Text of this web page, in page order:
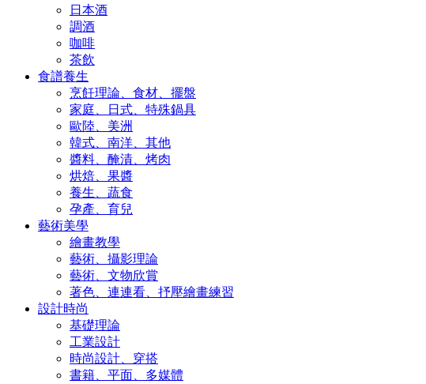
日本酒
調酒
咖啡
茶飲
食譜養生
烹飪理論、食材、擺盤
家庭、日式、特殊鍋具
歐陸、美洲
韓式、南洋、其他
醬料、醃漬、烤肉
烘焙、果醬
養生、蔬食
孕產、育兒
藝術美學
繪畫教學
藝術、攝影理論
藝術、文物欣賞
著色、連連看、抒壓繪畫練習
設計時尚
基礎理論
工業設計
時尚設計、穿搭
書籍、平面、多媒體